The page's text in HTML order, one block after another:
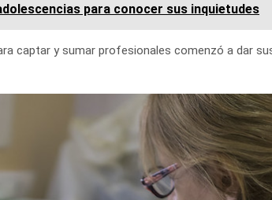
para conocer sus inquietudes
captar y sumar profesionales comenzó a dar